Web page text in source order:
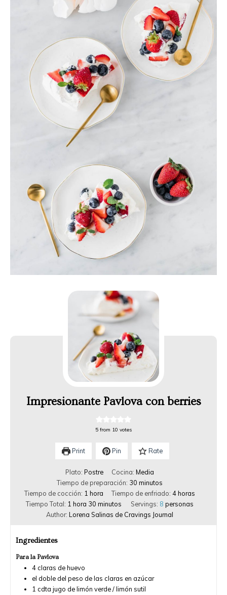
Impresionante Pavlova con berries
5 from 10 votes
Print Pin Rate
Plato:Postre Cocina: Media
Tiempo de preparación: 30 minutos
Tiempo de cocción: 1 hora Tiempo de enfriado: 4 horas
Tiempo Total: 1 hora 30 minutos Servings: 8 personas
Author: Lorena Salinas de Cravings Journal
Ingredientes
Para la Pavlova
4 claras de huevo
el doble del peso de las claras en azúcar
1 cdta jugo de limón verde / limón sutil